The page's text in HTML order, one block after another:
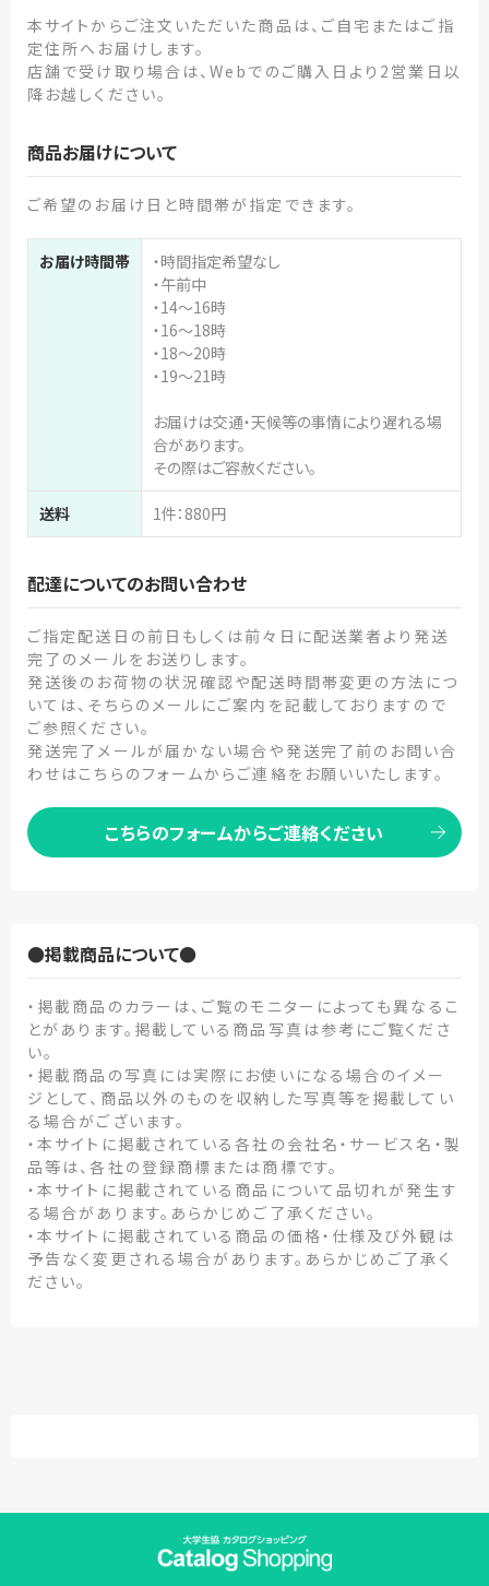
本サイトからご注文いただいた商品は、ご自宅またはご指
定住所へお届けします。
店舗で受け取り場合は、Webでのご購入日より2営業日以
降お越しください。
商品お届けについて
ご希望のお届け日と時間帯が指定できます。
お届け時間帯
・時間指定希望なし
・午前中
・14～16時
・16～18時
・18～20時
・19～21時
お届けは交通・天候等の事情により遅れる場
合があります。
その際はご容赦ください。
送料 1件：880円
配達についてのお問い合わせ
ご指定配送日の前日もしくは前々日に配送業者より発送
完了のメールをお送りします。
発送後のお荷物の状況確認や配送時間帯変更の方法につ
いては、そちらのメールにご案内を記載しておりますので
ご参照ください。
発送完了メールが届かない場合や発送完了前のお問い合
わせはこちらのフォームからご連絡をお願いいたします。
こちらのフォームからご連絡ください
●掲載商品について●
・掲載商品のカラーは、ご覧のモニターによっても異なるこ
とがあります。掲載している商品写真は参考にご覧くださ
い。
・掲載商品の写真には実際にお使いになる場合のイメー
ジとして、商品以外のものを収納した写真等を掲載してい
る場合がございます。
・本サイトに掲載されている各社の会社名・サービス名・製
品等は、各社の登録商標または商標です。
・本サイトに掲載されている商品について品切れが発生す
る場合があります。あらかじめご了承ください。
・本サイトに掲載されている商品の価格・仕様及び外観は
予告なく変更される場合があります。あらかじめご了承く
ださい。